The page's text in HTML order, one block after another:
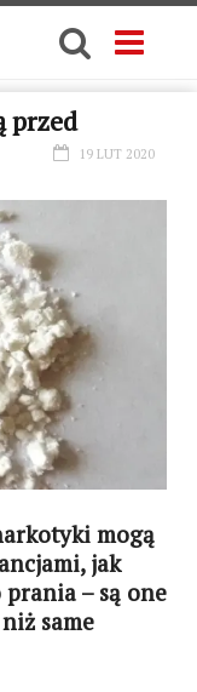
przed
19 LUT 2020
mogą
jak
– są one
same